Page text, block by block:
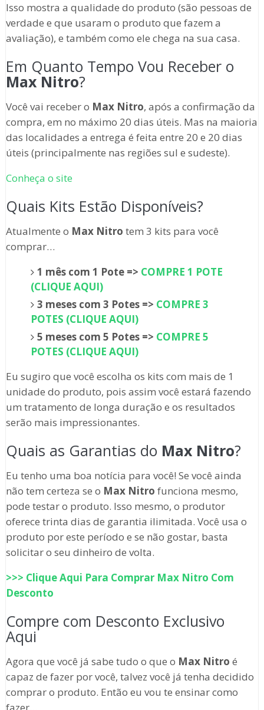
Isso mostra a qualidade do produto (são pessoas de
verdade e que usaram o produto que fazem a
avaliação), e também como ele chega na sua casa.
Em Quanto Tempo Vou Receber o
Max Nitro?
Você vai receber o Max Nitro, após a confirmação da
compra, em no máximo 20 dias úteis. Mas na maioria
das localidades a entrega é feita entre 20 e 20 dias
úteis (principalmente nas regiões sul e sudeste).
Conheça o site
Quais Kits Estão Disponíveis?
Atualmente o Max Nitro tem 3 kits para você
comprar…
1 mês com 1 Pote => COMPRE 1 POTE
(CLIQUE AQUI)
3 meses com 3 Potes => COMPRE 3
POTES (CLIQUE AQUI)
5 meses com 5 Potes => COMPRE 5
POTES (CLIQUE AQUI)
Eu sugiro que você escolha os kits com mais de 1
unidade do produto, pois assim você estará fazendo
um tratamento de longa duração e os resultados
serão mais impressionantes.
Quais as Garantias do Max Nitro?
Eu tenho uma boa notícia para você! Se você ainda
não tem certeza se o Max Nitro funciona mesmo,
pode testar o produto. Isso mesmo, o produtor
oferece trinta dias de garantia ilimitada. Você usa o
produto por este período e se não gostar, basta
solicitar o seu dinheiro de volta.
>>> Clique Aqui Para Comprar Max Nitro Com
Desconto
Compre com Desconto Exclusivo
Aqui
Agora que você já sabe tudo o que o Max Nitro é
capaz de fazer por você, talvez você já tenha decidido
comprar o produto. Então eu vou te ensinar como